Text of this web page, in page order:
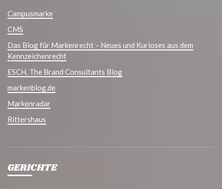
Campusmarke
CMS
Das Blog für Markenrecht – Neues und Kurioses aus dem
Kennzeichenrecht
ESCH. The Brand Consultants Blog
markenblog.de
Markenradar
Rittershaus
GERICHTE